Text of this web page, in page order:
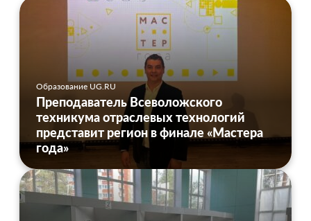
Образование UG.RU
Преподаватель Всеволожского
техникума отраслевых технологий
представит регион в финале «Мастера
года»